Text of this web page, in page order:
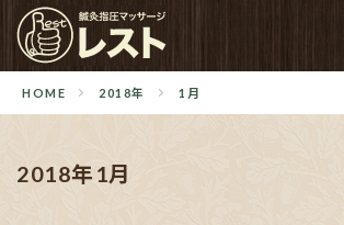
HOME 2018年 1月
2018年1月